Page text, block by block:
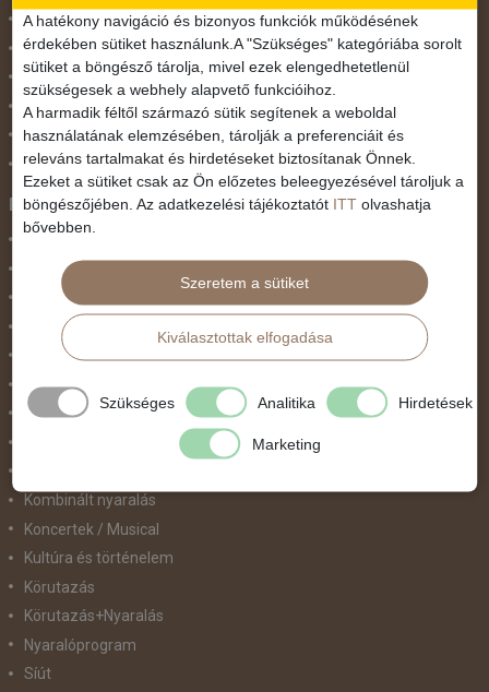
November 1.
Október 23.
Pünkösdi utazás
Szilveszter
Tavaszi szünet
Valentin nap
Programtípus
Belépőjegy
Egyéni út
Egzotikus út
Fesztiválok
Golfút
Gyalogtúra
Kombinált nyaralás
Koncertek / Musical
Kultúra és történelem
Körutazás
Körutazás+Nyaralás
Nyaralóprogram
Síút
A hatékony navigáció és bizonyos funkciók működésének
érdekében sütiket használunk.A "Szükséges" kategóriába sorolt
sütiket a böngésző tárolja, mivel ezek elengedhetetlenül
szükségesek a webhely alapvető funkcióihoz.
A harmadik féltől származó sütik segítenek a weboldal
használatának elemzésében, tárolják a preferenciáit és
releváns tartalmakat és hirdetéseket biztosítanak Önnek.
Ezeket a sütiket csak az Ön előzetes beleegyezésével tároljuk a
böngészőjében. Az adatkezelési tájékoztatót ITT olvashatja
bővebben.
Szeretem a sütiket
Kiválasztottak elfogadása
Szükséges Analitika Hirdetések
Marketing